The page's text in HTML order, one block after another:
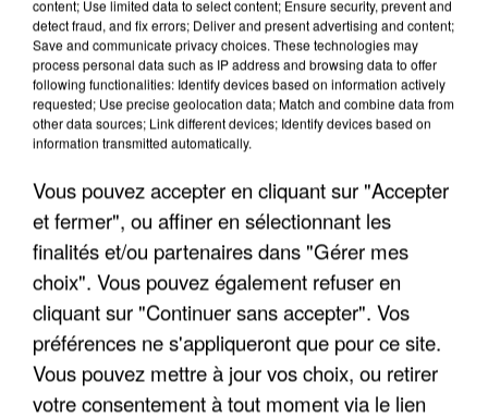
TITRES DIFFUSÉS
CALOGERO
Yalla
NIAGARA
Flammes De L'enfer
JOHNNY
HALLYDAY
Sang Pour Sang
content; Use limited data to select content; Ensure security, prevent and
detect fraud, and fix errors; Deliver and present advertising and content;
Save and communicate privacy choices. These technologies may
process personal data such as IP address and browsing data to offer
following functionalities: Identify devices based on information actively
requested; Use precise geolocation data; Match and combine data from
other data sources; Link different devices; Identify devices based on
information transmitted automatically.
Vous pouvez accepter en cliquant sur "Accepter
et fermer", ou affiner en sélectionnant les
finalités et/ou partenaires dans "Gérer mes
choix". Vous pouvez également refuser en
cliquant sur "Continuer sans accepter". Vos
préférences ne s'appliqueront que pour ce site.
Vous pouvez mettre à jour vos choix, ou retirer
votre consentement à tout moment via le lien